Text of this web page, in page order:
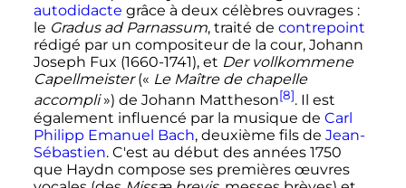
autodidacte grâce à deux célèbres ouvrages :
le Gradus ad Parnassum, traité de contrepoint
rédigé par un compositeur de la cour, Johann
Joseph Fux (1660-1741), et Der vollkommene
Capellmeister(« Le Maître de chapelle
accompli ») de Johann Mattheson[8]. Il est
également influencé par la musique de Carl
Philipp Emanuel Bach, deuxième fils de Jean-
Sébastien. C'est au début des années 1750
que Haydn compose ses premières œuvres